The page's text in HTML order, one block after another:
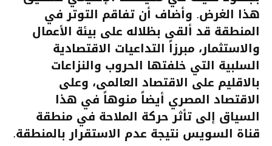
هذا الغرض. وأضاف أن تفاقم التوتر في
المنطقة قد ألقى بظلاله على بيئة الأعمال
والاستثمار، مبرزاً التداعيات الاقتصادية
السلبية التي خلفتها الحروب والنزاعات
بالاقليم على الاقتصاد العالمى، وعلى
الاقتصاد المصري أيضاً منوهاً في هذا
السياق إلى تأثر حركة الملاحة في منطقة
قناة السويس نتيجة عدم الاستقرار بالمنطقة.